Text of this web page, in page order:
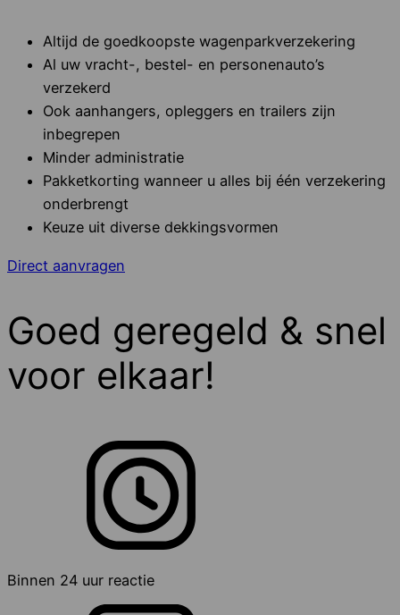
Altijd de goedkoopste wagenparkverzekering
Al uw vracht-, bestel- en personenauto’s
verzekerd
Ook aanhangers, opleggers en trailers zijn
inbegrepen
Minder administratie
Pakketkorting wanneer u alles bij één verzekering
onderbrengt
Keuze uit diverse dekkingsvormen
Direct aanvragen
Goed geregeld & snel
voor elkaar!
Binnen 24 uur reactie